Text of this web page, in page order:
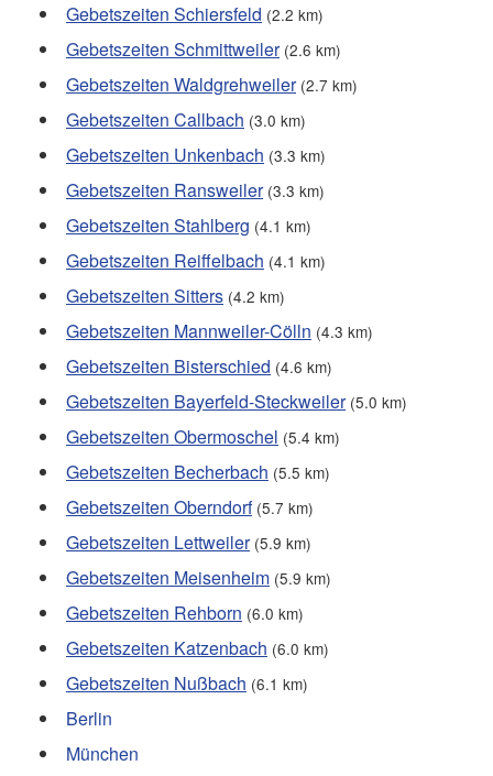
Gebetszeiten Schiersfeld (2.2 km)
Gebetszeiten Schmittweiler (2.6 km)
Gebetszeiten Waldgrehweiler (2.7 km)
Gebetszeiten Callbach (3.0 km)
Gebetszeiten Unkenbach (3.3 km)
Gebetszeiten Ransweiler (3.3 km)
Gebetszeiten Stahlberg (4.1 km)
Gebetszeiten Reiffelbach (4.1 km)
Gebetszeiten Sitters (4.2 km)
Gebetszeiten Mannweiler-Cölln (4.3 km)
Gebetszeiten Bisterschied (4.6 km)
Gebetszeiten Bayerfeld-Steckweiler (5.0 km)
Gebetszeiten Obermoschel (5.4 km)
Gebetszeiten Becherbach (5.5 km)
Gebetszeiten Oberndorf (5.7 km)
Gebetszeiten Lettweiler (5.9 km)
Gebetszeiten Meisenheim (5.9 km)
Gebetszeiten Rehborn (6.0 km)
Gebetszeiten Katzenbach (6.0 km)
Gebetszeiten Nußbach (6.1 km)
Berlin
München